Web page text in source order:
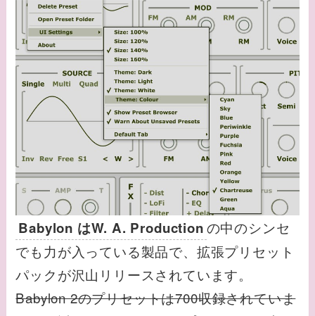
Babylon はW. A. Productionの中のシンセ
でも力が入っている製品で、拡張プリセット
パックが沢山リリースされています。
Babylon 2のプリセットは700収録されていま